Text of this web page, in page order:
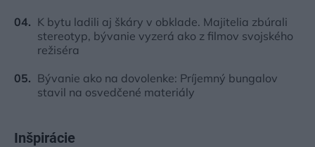
K bytu ladili aj škáry v obklade. Majitelia zbúrali
stereotyp, bývanie vyzerá ako z filmov svojského
režiséra
Bývanie ako na dovolenke: Príjemný bungalov
stavil na osvedčené materiály
Inšpirácie